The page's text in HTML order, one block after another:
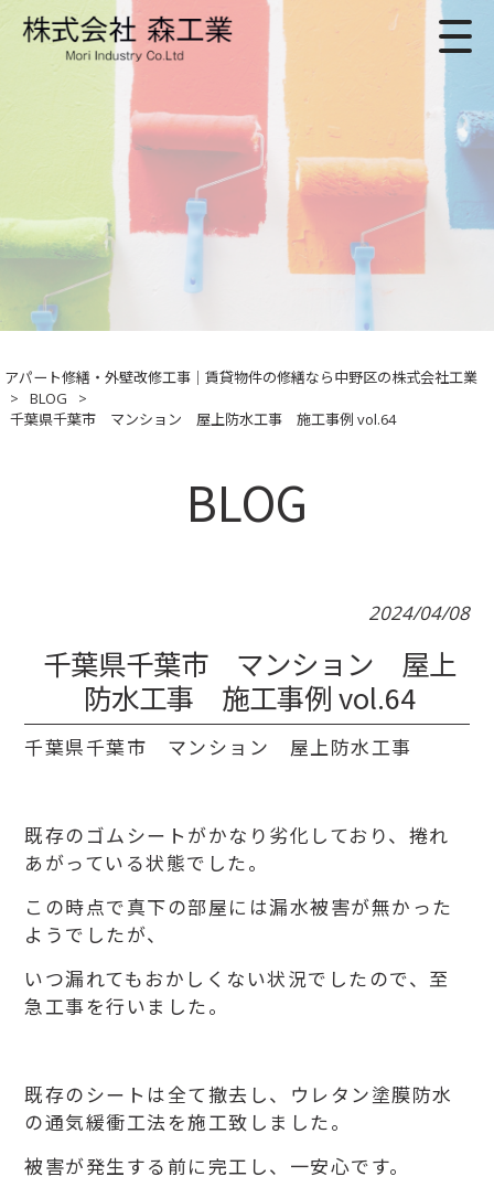
アパート修繕・外壁改修工事｜賃貸物件の修繕なら中野区の株式会社工業
>
BLOG
>
千葉県千葉市 マンション 屋上防水工事 施工事例 vol.64
BLOG
2024/04/08
千葉県千葉市 マンション 屋上
防水工事 施工事例 vol.64
千葉県千葉市 マンション 屋上防水工事
既存のゴムシートがかなり劣化しており、捲れ
あがっている状態でした。
この時点で真下の部屋には漏水被害が無かった
ようでしたが、
いつ漏れてもおかしくない状況でしたので、至
急工事を行いました。
既存のシートは全て撤去し、ウレタン塗膜防水
の通気緩衝工法を施工致しました。
被害が発生する前に完工し、一安心です。